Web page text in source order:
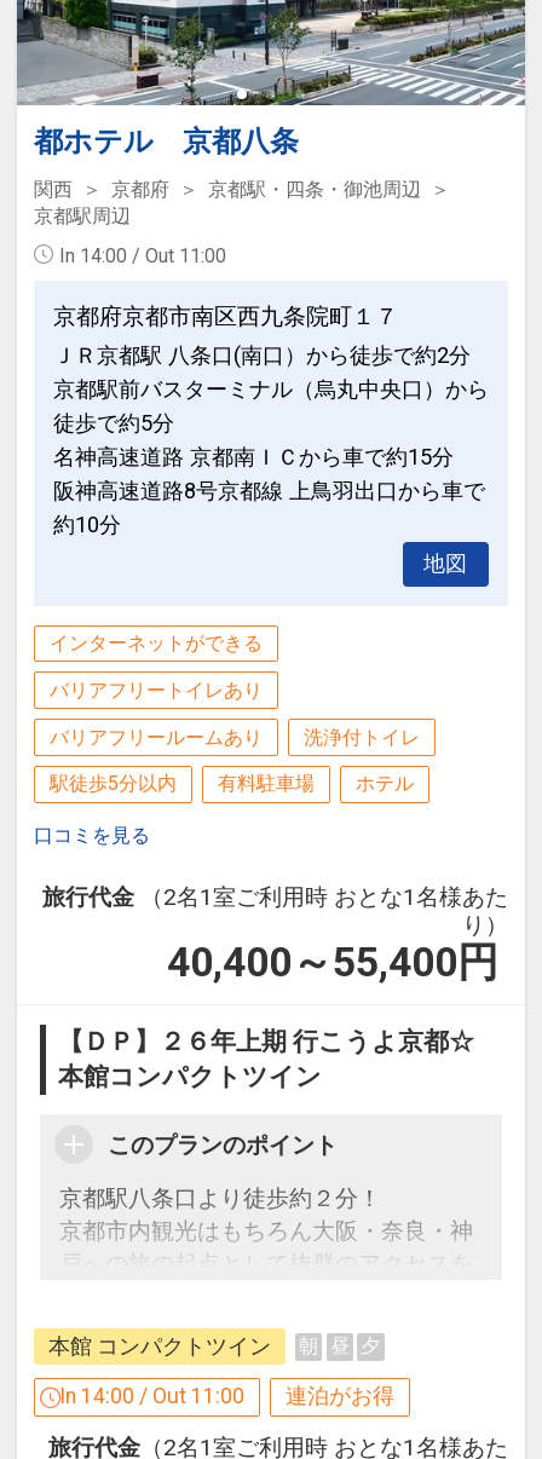
都ホテル 京都八条
関西 京都府
京都駅・四条・御池周辺
京都駅周辺
In 14:00 / Out 11:00
京都府京都市南区西九条院町１７
ＪＲ京都駅 八条口(南口）から徒歩で約2分
京都駅前バスターミナル（烏丸中央口）から
徒歩で約5分
名神高速道路 京都南ＩＣから車で約15分
阪神高速道路8号京都線 上鳥羽出口から車で
約10分
地図
インターネットができる
バリアフリートイレあり
バリアフリールームあり 洗浄付トイレ
駅徒歩5分以内 有料駐車場 ホテル
口コミを見る
旅行代金
（2名1室ご利用時 おとな1名様あた
り）
40,400～55,400 円
【ＤＰ】２６年上期 行こうよ京都☆
本館コンパクトツイン
このプランのポイント
京都駅八条口より徒歩約２分！
京都市内観光はもちろん大阪・奈良・神
戸への旅の起点として抜群のアクセスを
【連泊するとお得】連泊割引がございま
す
本館 コンパクトツイン 朝 昼 夕
In 14:00 / Out 11:00 連泊がお得
旅行代金 （2名1室ご利用時 おとな1名様あた